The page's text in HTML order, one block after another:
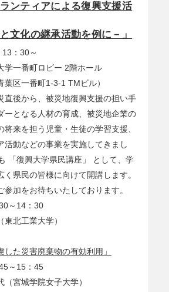
ランティアによる復興支援活
文化の継承活動を例に－」
：30～
学一番町ロビー 2階ホール
一番町1-3-1 TMビル）
直後から、被災地復興支援の担い手
ーとなる人材の育成、被災地企業の
将来を担う児童・生徒の学習支援、
活動などの事業を実施してきまし
「復興大学県民講座」 として、学
く県民の皆様に向けて開講します。
参加をお待ちいたしております。
～14：30
北工業大学）
した災害廃棄物の有効利用」
～15：45
宮城学院女子大学）